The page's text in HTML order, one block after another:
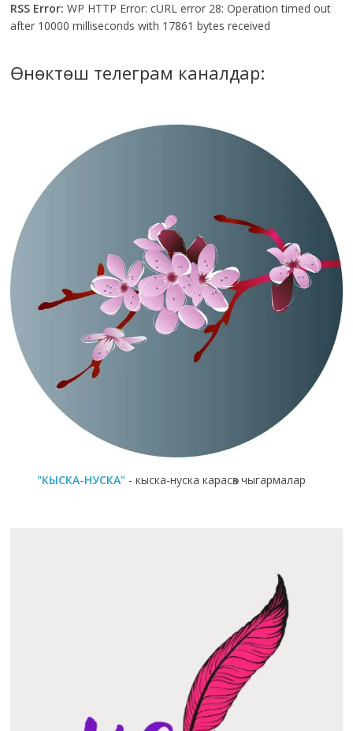
RSS Error: WP HTTP Error: cURL error 28: Operation timed out
after 10000 milliseconds with 17861 bytes received
Өнөктөш телеграм каналдар:
"КЫСКА-НУСКА" - кыска-нуска карасөз чыгармалар